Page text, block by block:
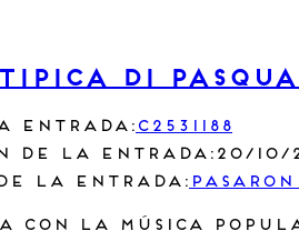
Di
entrada: c2531188
de la entrada: 20/10/
la entrada:
con la música